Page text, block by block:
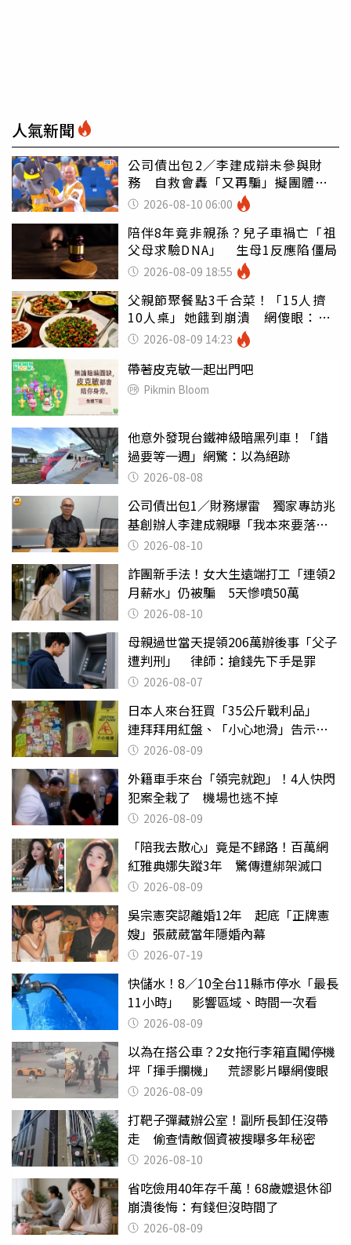
人氣新聞
公司債出包2／李建成辯未參與財
務 自救會轟「又再騙」擬團體訴
訟 2026-08-10 06:00
陪伴8年竟非親孫？兒子車禍亡「祖
父母求驗DNA」 生母1反應陷僵局
2026-08-09 18:55
父親節聚餐點3千合菜！「15人擠
10人桌」她餓到崩潰 網傻眼：讓
店家看笑話
2026-08-09 14:23
帶著皮克敏一起出門吧
Pikmin Bloom
他意外發現台鐵神級暗黑列車！「錯
過要等一週」網驚：以為絕跡
2026-08-08
公司債出包1／財務爆雷 獨家專訪兆
基創辦人李建成親曝「我本來要落
跑」2026-08-10
詐團新手法！女大生遠端打工「連領2
月薪水」仍被騙 5天慘噴50萬
2026-08-10
母親過世當天提領206萬辦後事「父子
遭判刑」 律師：搶錢先下手是罪
2026-08-07
日本人來台狂買「35公斤戰利品」
連拜拜用紅盤、「小心地滑」告示牌
也帶回家
2026-08-09
外籍車手來台「領完就跑」！4人快閃
犯案全栽了 機場也逃不掉
2026-08-09
「陪我去散心」竟是不歸路！百萬網
紅雅典娜失蹤3年 驚傳遭綁架滅口
2026-08-09
吳宗憲突認離婚12年 起底「正牌憲
嫂」張葳葳當年隱婚內幕
2026-07-19
快儲水！8／10全台11縣市停水「最長
11小時」 影響區域、時間一次看
2026-08-09
以為在搭公車？2女拖行李箱直闖停機
坪「揮手攔機」 荒謬影片曝網傻眼
2026-08-09
打靶子彈藏辦公室！副所長卸任沒帶
走 偷查情敵個資被搜曝多年秘密
2026-08-10
省吃儉用40年存千萬！68歲嬤退休卻
崩潰後悔：有錢但沒時間了
2026-08-09